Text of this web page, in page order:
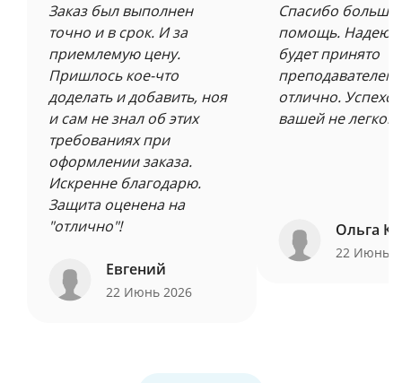
Заказ был выполнен
точно и в срок. И за
приемлемую цену.
Пришлось кое-что
доделать и добавить, ноя
и сам не знал об этих
требованиях при
оформлении заказа.
Искренне благодарю.
Защита оценена на
"отлично"!
Евгений
22 Июнь 2026
Спасибо
помощь.
будет принято
преподавателем
отлично.
вашей не легкой
Ольга
22 Июнь